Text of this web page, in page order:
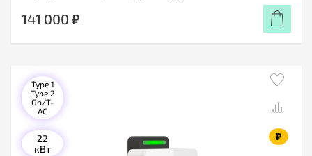
141 000 ₽
₽
Type 1
Type 2
Gb/T-
AC
22
кВт